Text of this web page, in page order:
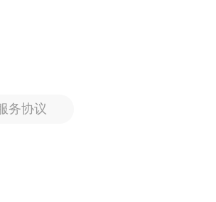
务协议